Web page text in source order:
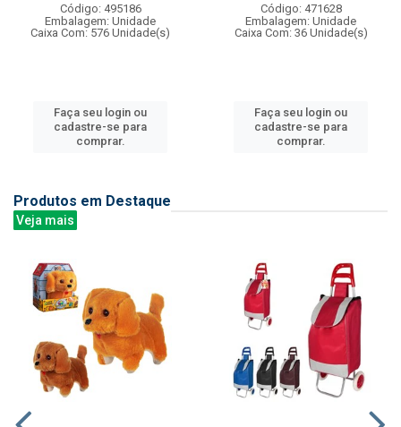
Código: 495186
Embalagem: Unidade
Caixa Com: 576 Unidade(s)
Faça seu login ou
cadastre-se para
comprar.
Código: 471628
Embalagem: Unidade
Caixa Com: 36 Unidade(s)
Faça seu login ou
cadastre-se para
comprar.
Produtos em Destaque
Veja mais